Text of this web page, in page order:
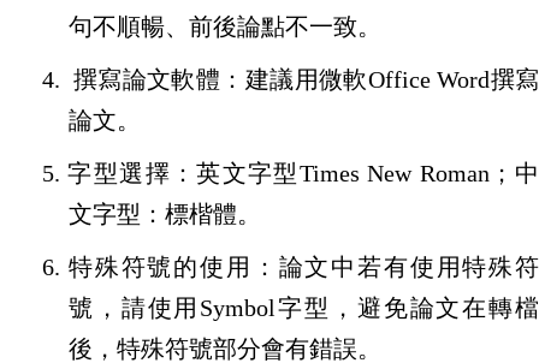
句不順暢、前後論點不一致。
4. 撰寫論文軟體：建議用微軟Office Word撰寫
論文。
5.字型選擇：英文字型Times New Roman ；中
文字型：標楷體。
6. 特殊符號的使用：論文中若有使用特殊符
號，請使用 Symbol字型，避免論文在轉檔
後，特殊符號部分會有錯誤。